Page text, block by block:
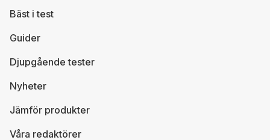
Bäst i test
Guider
Djupgående tester
Nyheter
Jämför produkter
Våra redaktörer